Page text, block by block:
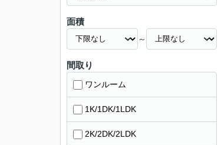
面積
～
間取り
ワンルーム
1K/1DK/1LDK
2K/2DK/2LDK